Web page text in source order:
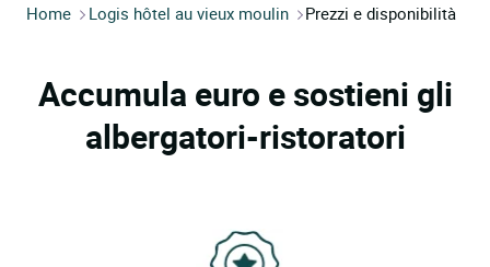
Home Logis hôtel au vieux moulin Prezzi e disponibilità
Accumula euro e sostieni gli
albergatori-ristoratori